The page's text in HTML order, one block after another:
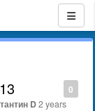
0
D2 years